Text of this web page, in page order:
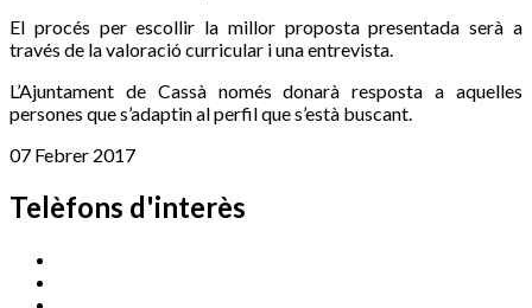
El procés per escollir la millor proposta presentada serà a
través de la valoració curricular i una entrevista.
L’Ajuntament de Cassà només donarà resposta a aquelles
persones que s’adaptin al perfil que s’està buscant.
07 Febrer 2017
Telèfons d'interès